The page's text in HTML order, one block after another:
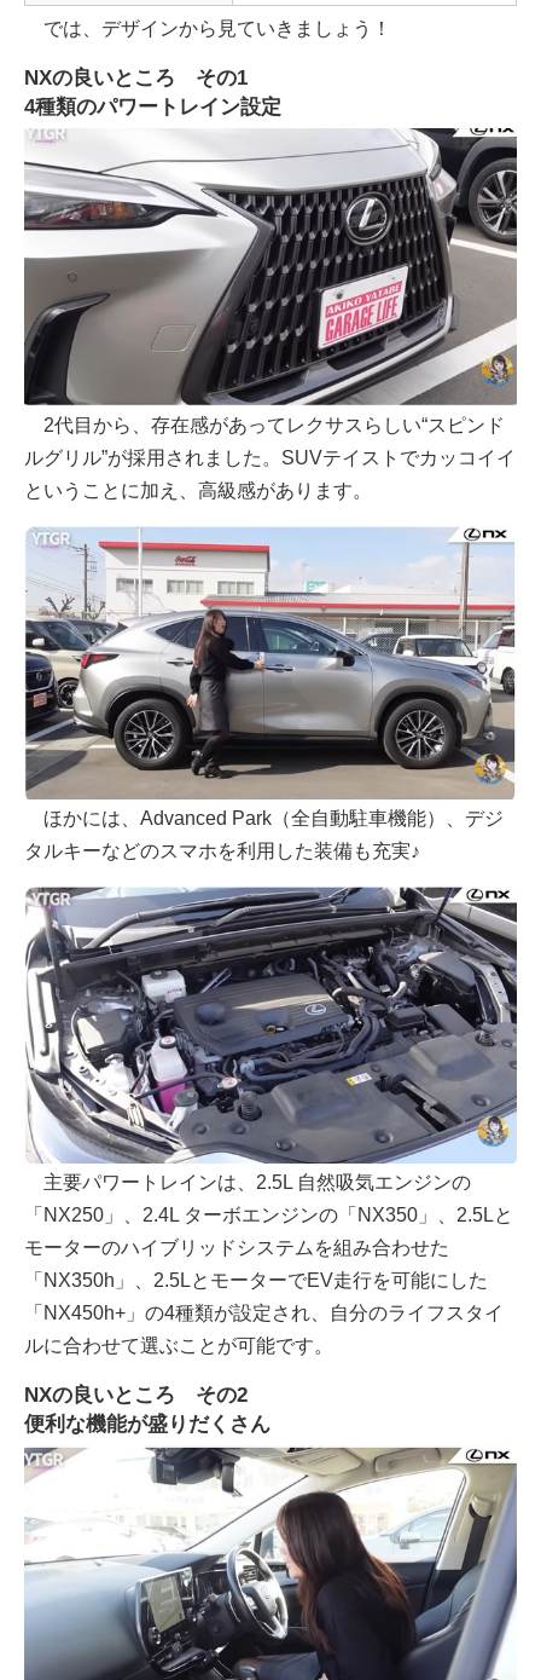
では、デザインから見ていきましょう！
NXの良いところ その1
4種類のパワートレイン設定
2代目から、存在感があってレクサスらしい“スピンド
ルグリル”が採用されました。SUVテイストでカッコイイ
ということに加え、高級感があります。
ほかには、Advanced Park（全自動駐車機能）、デジ
タルキーなどのスマホを利用した装備も充実♪
主要パワートレインは、2.5L 自然吸気エンジンの
「NX250」、2.4L ターボエンジンの「NX350」、2.5Lと
モーターのハイブリッドシステムを組み合わせた
「NX350h」、2.5LとモーターでEV走行を可能にした
「NX450h+」の4種類が設定され、自分のライフスタイ
ルに合わせて選ぶことが可能です。
NXの良いところ その2
便利な機能が盛りだくさん